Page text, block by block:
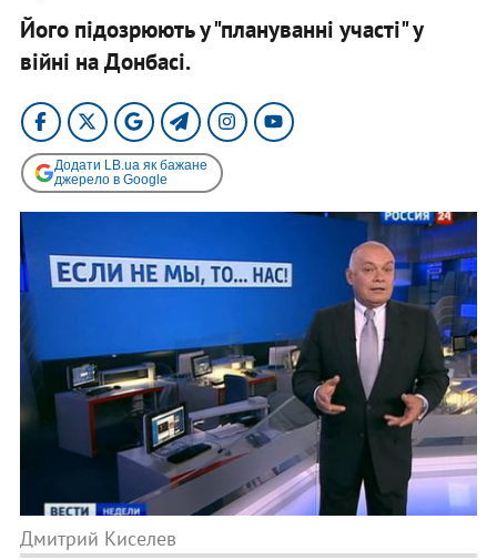
Його підозрюють у "плануванні участі" у
війні на Донбасі.
Додати LB.ua як бажане
джерело в Google
Дмитрий Киселев